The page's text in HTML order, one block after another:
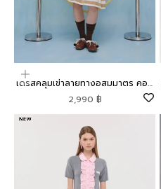
เลือกตัวเลือก
เดรสคลุมเข่าลายทางอสมมาตร คอล
เลกชัน Mild Moment
ราคาโปรโมชัน
2,990 ฿